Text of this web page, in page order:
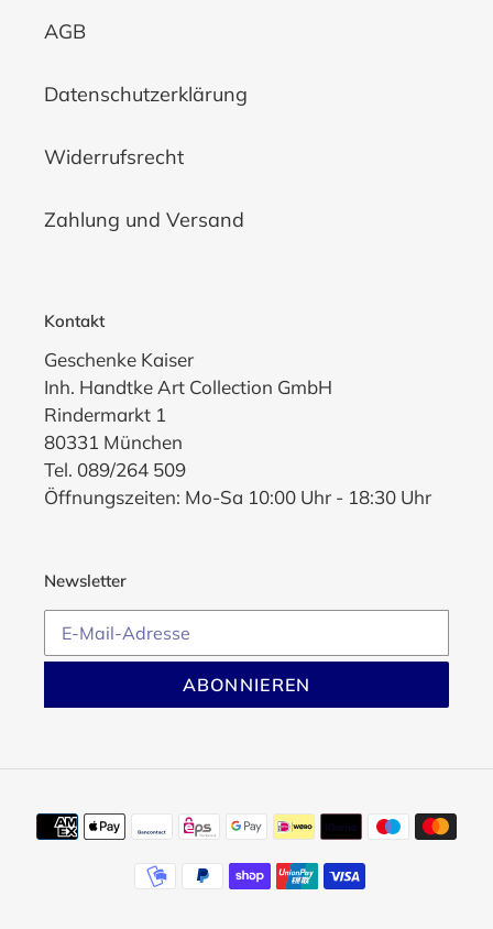
AGB
Datenschutzerklärung
Widerrufsrecht
Zahlung und Versand
Kontakt
Geschenke Kaiser
Inh. Handtke Art Collection GmbH
Rindermarkt 1
80331 München
Tel. 089/264 509
Öffnungszeiten: Mo-Sa 10:00 Uhr - 18:30 Uhr
Newsletter
ABONNIEREN
Zahlungsmethoden